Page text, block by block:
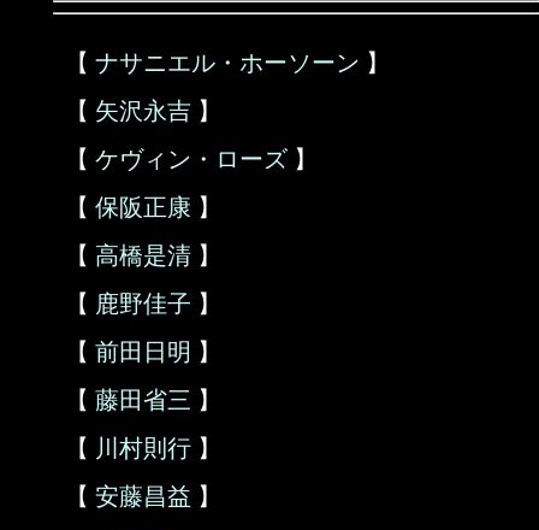
【 ナサニエル・ホーソーン 】
【 矢沢永吉 】
【 ケヴィン・ローズ 】
【 保阪正康 】
【 高橋是清 】
【 鹿野佳子 】
【 前田日明 】
【 藤田省三 】
【 川村則行 】
【 安藤昌益 】